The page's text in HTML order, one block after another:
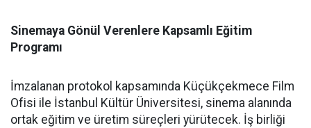
Sinemaya Gönül Verenlere Kapsamlı Eğitim
Programı
İmzalanan protokol kapsamında Küçükçekmece Film
Ofisi ile İstanbul Kültür Üniversitesi, sinema alanında
ortak eğitim ve üretim süreçleri yürütecek. İş birliği